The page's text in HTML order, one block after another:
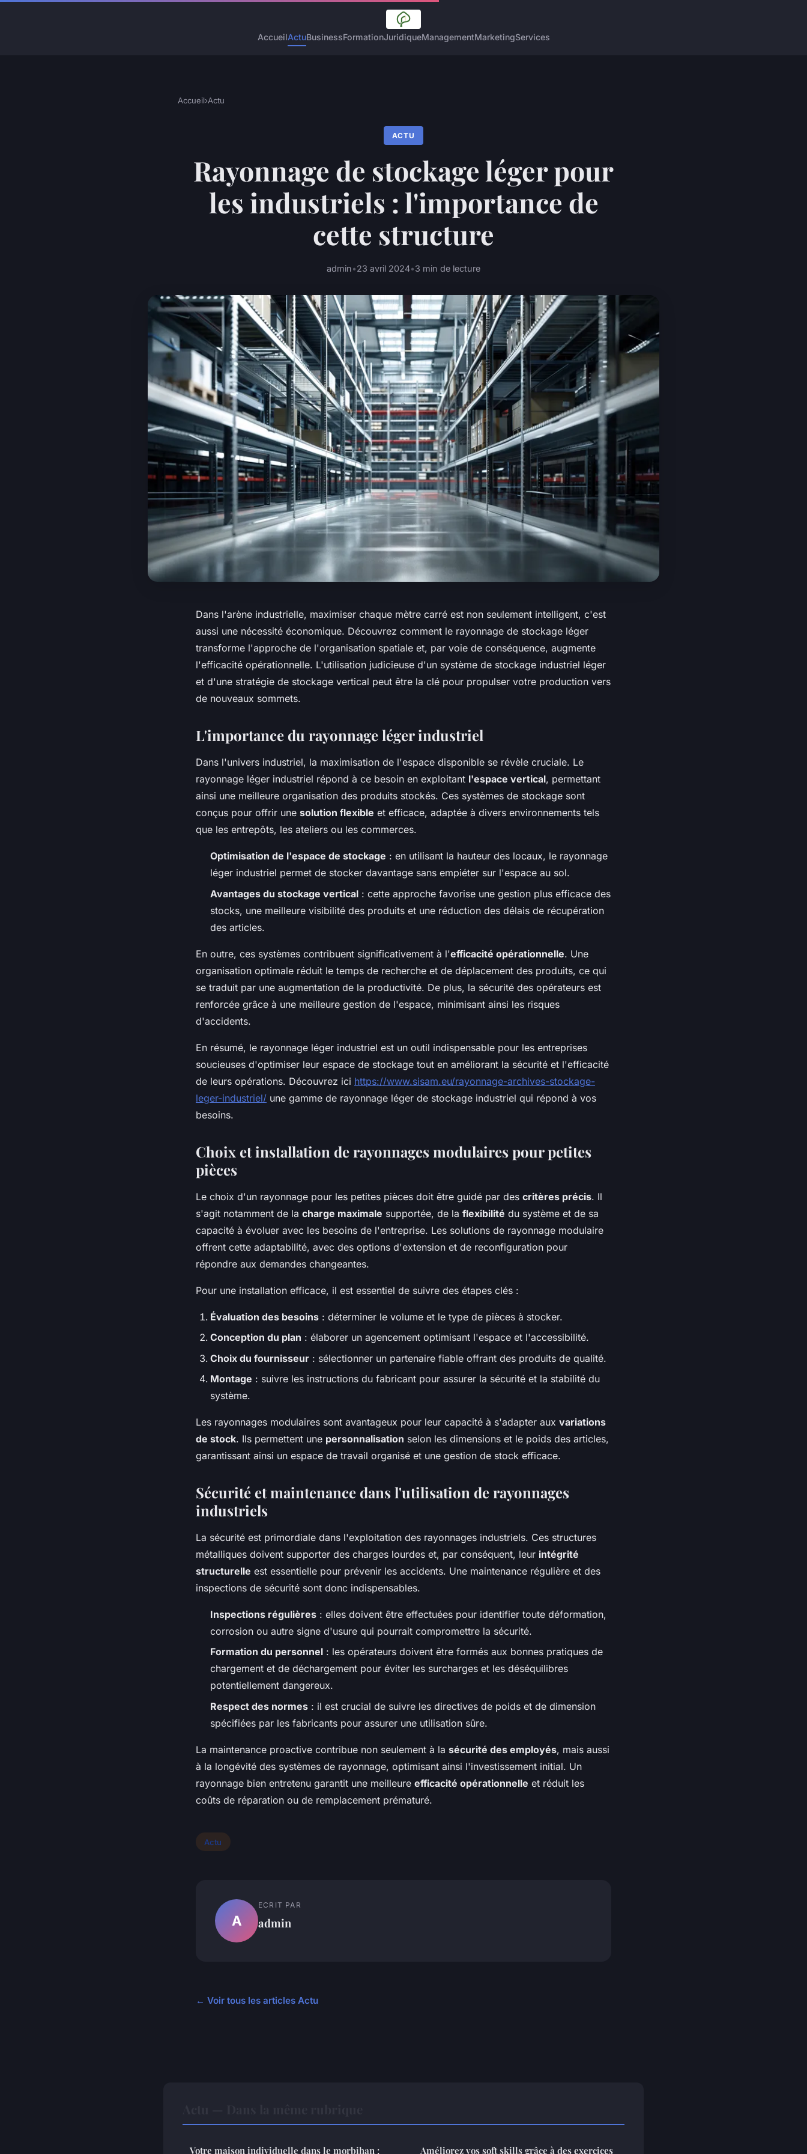
AccueilActuBusinessFormationJuridiqueManagementMarketingServices
Accueil›Actu
ACTU
Rayonnage de stockage léger pour
les industriels : l'importance de
cette structure
admin•23 avril 2024•3 min de lecture
Dans l'arène industrielle, maximiser chaque mètre carré est non seulement intelligent, c'est
aussi une nécessité économique. Découvrez comment le rayonnage de stockage léger
transforme l'approche de l'organisation spatiale et, par voie de conséquence, augmente
l'efficacité opérationnelle. L'utilisation judicieuse d'un système de stockage industriel léger
et d'une stratégie de stockage vertical peut être la clé pour propulser votre production vers
de nouveaux sommets.
L'importance du rayonnage léger industriel
Dans l'univers industriel, la maximisation de l'espace disponible se révèle cruciale. Le
rayonnage léger industriel répond à ce besoin en exploitant l'espace vertical, permettant
ainsi une meilleure organisation des produits stockés. Ces systèmes de stockage sont
conçus pour offrir une solution flexible et efficace, adaptée à divers environnements tels
que les entrepôts, les ateliers ou les commerces.
Optimisation de l'espace de stockage : en utilisant la hauteur des locaux, le rayonnage
léger industriel permet de stocker davantage sans empiéter sur l'espace au sol.
Avantages du stockage vertical : cette approche favorise une gestion plus efficace des
stocks, une meilleure visibilité des produits et une réduction des délais de récupération
des articles.
En outre, ces systèmes contribuent significativement à l'efficacité opérationnelle. Une
organisation optimale réduit le temps de recherche et de déplacement des produits, ce qui
se traduit par une augmentation de la productivité. De plus, la sécurité des opérateurs est
renforcée grâce à une meilleure gestion de l'espace, minimisant ainsi les risques
d'accidents.
En résumé, le rayonnage léger industriel est un outil indispensable pour les entreprises
soucieuses d'optimiser leur espace de stockage tout en améliorant la sécurité et l'efficacité
de leurs opérations. Découvrez ici https://www.sisam.eu/rayonnage-archives-stockage-
leger-industriel/ une gamme de rayonnage léger de stockage industriel qui répond à vos
besoins.
Choix et installation de rayonnages modulaires pour petites
pièces
Le choix d'un rayonnage pour les petites pièces doit être guidé par des critères précis. Il
s'agit notamment de la charge maximale supportée, de la flexibilité du système et de sa
capacité à évoluer avec les besoins de l'entreprise. Les solutions de rayonnage modulaire
offrent cette adaptabilité, avec des options d'extension et de reconfiguration pour
répondre aux demandes changeantes.
Pour une installation efficace, il est essentiel de suivre des étapes clés :
Évaluation des besoins : déterminer le volume et le type de pièces à stocker.
Conception du plan : élaborer un agencement optimisant l'espace et l'accessibilité.
Choix du fournisseur : sélectionner un partenaire fiable offrant des produits de qualité.
Montage : suivre les instructions du fabricant pour assurer la sécurité et la stabilité du
système.
Les rayonnages modulaires sont avantageux pour leur capacité à s'adapter aux variations
de stock. Ils permettent une personnalisation selon les dimensions et le poids des articles,
garantissant ainsi un espace de travail organisé et une gestion de stock efficace.
Sécurité et maintenance dans l'utilisation de rayonnages
industriels
La sécurité est primordiale dans l'exploitation des rayonnages industriels. Ces structures
métalliques doivent supporter des charges lourdes et, par conséquent, leur intégrité
structurelle est essentielle pour prévenir les accidents. Une maintenance régulière et des
inspections de sécurité sont donc indispensables.
Inspections régulières : elles doivent être effectuées pour identifier toute déformation,
corrosion ou autre signe d'usure qui pourrait compromettre la sécurité.
Formation du personnel : les opérateurs doivent être formés aux bonnes pratiques de
chargement et de déchargement pour éviter les surcharges et les déséquilibres
potentiellement dangereux.
Respect des normes : il est crucial de suivre les directives de poids et de dimension
spécifiées par les fabricants pour assurer une utilisation sûre.
La maintenance proactive contribue non seulement à la sécurité des employés, mais aussi
à la longévité des systèmes de rayonnage, optimisant ainsi l'investissement initial. Un
rayonnage bien entretenu garantit une meilleure efficacité opérationnelle et réduit les
coûts de réparation ou de remplacement prématuré.
Actu
A
ECRIT PAR
admin
← Voir tous les articles Actu
Votre maison individuelle dans le morbihan : Améliorez vos soft skills grâce à des exercices